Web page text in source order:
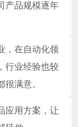
产品规模逐年
，在自动化领
行业经验也较
满意。
应用方案，让